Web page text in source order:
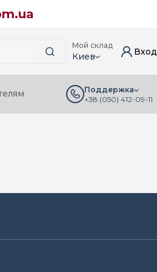
Мой склад
Киев Вход
Поддержка
+38 (050) 412-09-11